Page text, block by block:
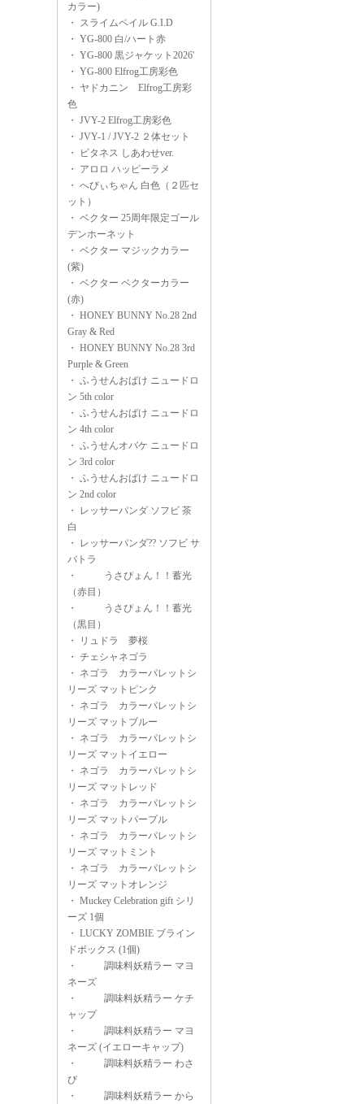
カラー)
・ スライムペイル G.I.D
・ YG-800 白/ハート赤
・ YG-800 黒ジャケット2026'
・ YG-800 Elfrog工房彩色
・ ヤドカニン Elfrog工房彩
色
・ JVY-2 Elfrog工房彩色
・ JVY-1 / JVY-2 ２体セット
・
ビタネス しあわせver.
・ アロロ ハッピーラメ
・ へびぃちゃん 白色（２匹セ
ット）
・ ベクター 25周年限定ゴール
デンホーネット
・ ベクター マジックカラー
(紫)
・ ベクター ベクターカラー
(赤)
・ HONEY BUNNY No.28 2nd
Gray & Red
・ HONEY BUNNY No.28 3rd
Purple & Green
・ ふうせんおばけ ニュードロ
ン 5th color
・ ふうせんおばけ ニュードロ
ン 4th color
・ ふうせんオバケ ニュードロ
ン 3rd color
・ ふうせんおばけ ニュードロ
ン 2nd color
・
レッサーパンダ ソフビ 茶
白
・
レッサーパンダ?? ソフビ サ
バトラ
・
うさぴょん！！蓄光
（赤目）
・
うさぴょん！！蓄光
（黒目）
・
リュドラ 夢桜
・ チェシャネゴラ
・ ネゴラ カラーパレットシ
リーズ マットピンク
・ ネゴラ カラーパレットシ
リーズ マットブルー
・ ネゴラ カラーパレットシ
リーズ マットイエロー
・ ネゴラ カラーパレットシ
リーズ マットレッド
・ ネゴラ カラーパレットシ
リーズ マットパープル
・ ネゴラ カラーパレットシ
リーズ マットミント
・ ネゴラ カラーパレットシ
リーズ マットオレンジ
・ Muckey Celebration gift シリ
ーズ 1個
・ LUCKY ZOMBIE ブライン
ドボックス (1個)
・
調味料妖精ラー マヨ
ネーズ
・
調味料妖精ラー ケチ
ャップ
・
調味料妖精ラー マヨ
ネーズ (イエローキャップ)
・
調味料妖精ラー わさ
び
・
調味料妖精ラー から